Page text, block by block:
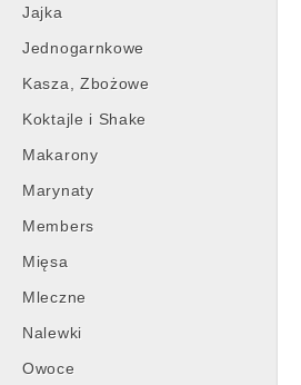
Jajka
Jednogarnkowe
Kasza, Zbożowe
Koktajle i Shake
Makarony
Marynaty
Members
Mięsa
Mleczne
Nalewki
Owoce